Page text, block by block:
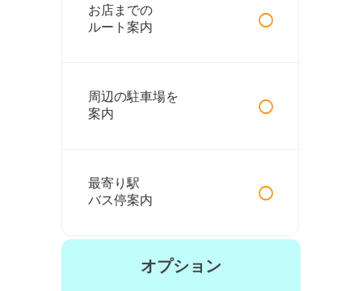
お店までの
ルート案内
○
周辺の駐車場を
案内
○
最寄り駅
バス停案内
○
オプション